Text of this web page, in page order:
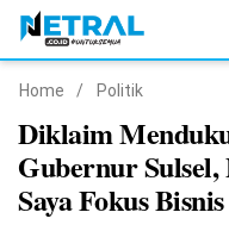
Nasional
Pemerintahan
Home / Politik
Diklaim
Gubernur
Saya Fokus